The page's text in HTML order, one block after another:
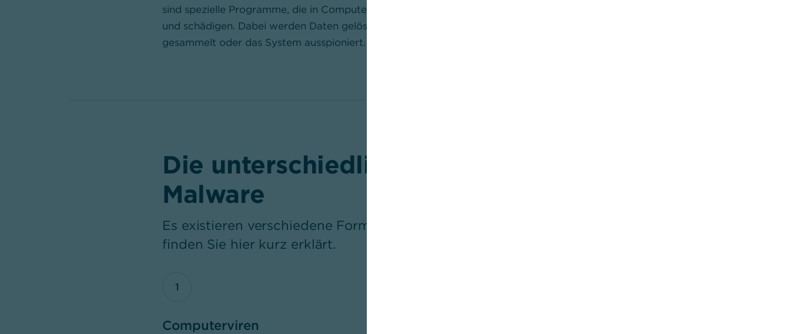
sind spezielle Programme, die in Computersysteme eindringen und diese sabotieren
und schädigen. Dabei werden Daten gelöscht oder verschlüsselt, sensible Daten
gesammelt oder das System ausspioniert.
Die unterschiedlichen Arten von
Malware
Es existieren verschiedene Formen von Malware. Die bekanntesten Arten
finden Sie hier kurz erklärt.
1
Computerviren